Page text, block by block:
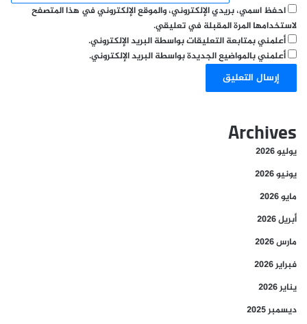
احفظ اسمي، بريدي الإلكتروني، والموقع الإلكتروني في هذا المتصفح
لاستخدامها المرة المقبلة في تعليقي.
أعلمني بمتابعة التعليقات بواسطة البريد الإلكتروني.
أعلمني بالمواضيع الجديدة بواسطة البريد الإلكتروني.
Archives
يوليو 2026
يونيو 2026
مايو 2026
أبريل 2026
مارس 2026
فبراير 2026
يناير 2026
ديسمبر 2025